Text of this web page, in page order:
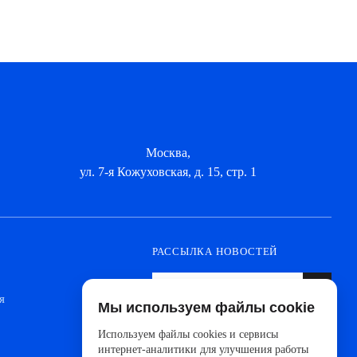
Москва,
ул. 7-я Кожуховская, д. 15, стр. 1
РАССЫЛКА НОВОСТЕЙ
новинок от ведущих производителей и
новостей АйДистрибьют
Мы используем файлы cookie
Используем файлы cookies и сервисы
интернет-аналитики для улучшения работы